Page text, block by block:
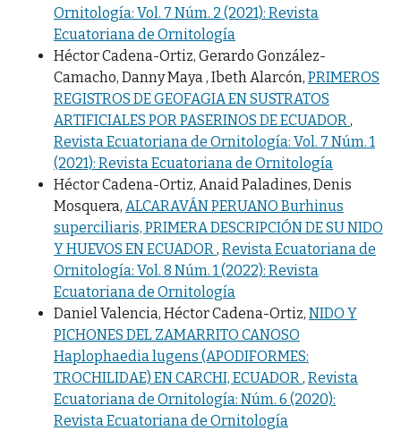
Ornitología: Vol. 7 Núm. 2 (2021): Revista
Ecuatoriana de Ornitología
Héctor Cadena-Ortiz, Gerardo González-
Camacho, Danny Maya , Ibeth Alarcón, PRIMEROS
REGISTROS DE GEOFAGIA EN SUSTRATOS
ARTIFICIALES POR PASERINOS DE ECUADOR,
Revista Ecuatoriana de Ornitología: Vol. 7 Núm. 1
(2021): Revista Ecuatoriana de Ornitología
Héctor Cadena-Ortiz, Anaid Paladines, Denis
Mosquera, ALCARAVÁN PERUANO Burhinus
superciliaris, PRIMERA DESCRIPCIÓN DE SU NIDO
Y HUEVOS EN ECUADOR, Revista Ecuatoriana de
Ornitología: Vol. 8 Núm. 1 (2022): Revista
Ecuatoriana de Ornitología
Daniel Valencia, Héctor Cadena-Ortiz, NIDO Y
PICHONES DEL ZAMARRITO CANOSO
Haplophaedia lugens (APODIFORMES:
TROCHILIDAE) EN CARCHI, ECUADOR, Revista
Ecuatoriana de Ornitología: Núm. 6 (2020):
Revista Ecuatoriana de Ornitología